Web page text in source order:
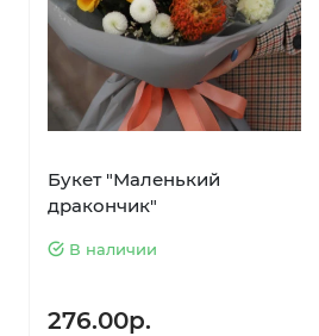
Букет "Маленький
дракончик"
В наличии
276.00р.